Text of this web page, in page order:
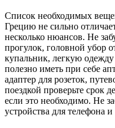
Список необходимых
Грецию не сильно
несколько нюансов. Не
прогулок, головной убор
купальник, легкую
полезно иметь при себе
адаптер для розеток,
поездкой проверьте срок
если это необходимо. Не
устройства для телефона